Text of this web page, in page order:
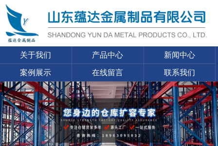
关于我们 产品中心
新闻中心
案例展示
在线留言 联系我们